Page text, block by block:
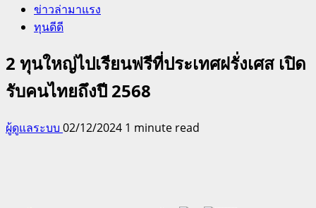
ข่าวล่ามาแรง
ทุนดีดี
2 ทุนใหญ่ไปเรียนฟรีที่ประเทศฝรั่งเศส เปิด
รับคนไทยถึงปี 2568
ผู้ดูแลระบบ 02/12/2024 1 minute read